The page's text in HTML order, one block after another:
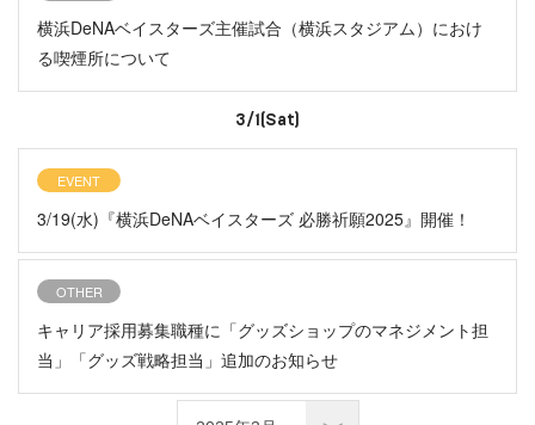
横浜DeNAベイスターズ主催試合（横浜スタジアム）におけ
る喫煙所について
3/1(Sat)
EVENT
3/19(水)『横浜DeNAベイスターズ 必勝祈願2025』開催！
OTHER
キャリア採用募集職種に「グッズショップのマネジメント担
当」「グッズ戦略担当」追加のお知らせ